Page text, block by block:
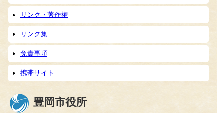
リンク・著作権
リンク集
免責事項
携帯サイト
豊岡市役所